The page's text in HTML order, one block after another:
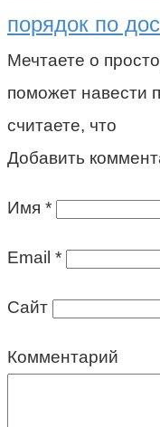
порядок по
Мечтаете о
поможет навести
считаете, что
Добавить
Имя *
Email *
Сайт
Комментарий